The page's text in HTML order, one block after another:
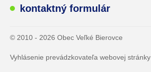
kontaktný formulár
© 2010 - 2026 Obec Veľké Bierovce
Vyhlásenie prevádzkovateľa webovej stránky